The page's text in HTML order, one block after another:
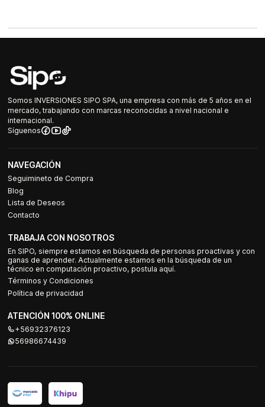
Somos INVERSIONES SIPO SPA, una empresa con más de 5 años en el
mercado, trabajando con marcas reconocidas a nivel nacional e
internacional.
Síguenos
NAVEGACIÓN
Seguimineto de Compra
Blog
Lista de Deseos
Contacto
TRABAJA CON NOSOTROS
En SIPO, siempre estamos en búsqueda de personas proactivas y con
ganas de aprender. Actualmente estamos en la búsqueda de un
técnico en computación proactivo, postula aquí.
Términos y Condiciones
Política de privacidad
ATENCIÓN 100% ONLINE
+56932376123
56986674439